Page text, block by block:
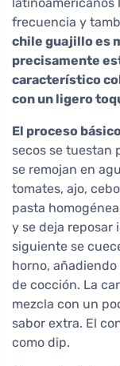
latinoamericanos
frecuencia y
chile guajillo es
precisamente
característico
con un ligero
El proceso
secos se tuestan
se remojan en
tomates, ajo,
pasta
y se deja reposar
siguiente se
horno,
de cocción. La
mezcla con un
sabor extra. El
como dip.